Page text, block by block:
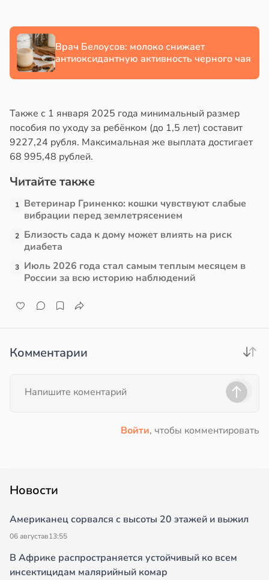
17:21
Врач Белоусов: молоко снижает
антиоксидантную активность черного чая
Также с 1 января 2025 года минимальный размер
пособия по уходу за ребёнком (до 1,5 лет) составит
9227,24 рубля. Максимальная же выплата достигает
68 995,48 рублей.
Читайте также
1 Ветеринар Гриненко: кошки чувствуют слабые
вибрации перед землетрясением
2 Близость сада к дому может влиять на риск
диабета
3 Июль 2026 года стал самым теплым месяцем в
России за всю историю наблюдений
Комментарии
Войти, чтобы комментировать
Новости
Американец сорвался с высоты 20 этажей и выжил
06 августав13:55
В Африке распространяется устойчивый ко всем
инсектицидам малярийный комар